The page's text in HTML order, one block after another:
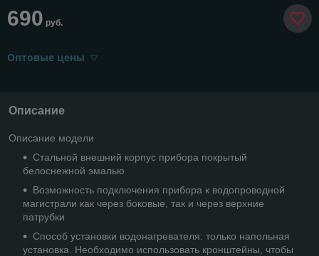
690 руб.
Оптовые цены
Описание
Описание модели
Стальной внешний корпус прибора покрытый
белоснежной эмалью
Возможность подключения прибора к водопроводной
магистрали как через боковые, так и через верхние
патрубки
Способ установки водонагревателя: только напольная
установка. Необходимо использовать кронштейны, чтобы